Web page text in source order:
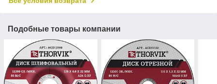
Подобные товары компании